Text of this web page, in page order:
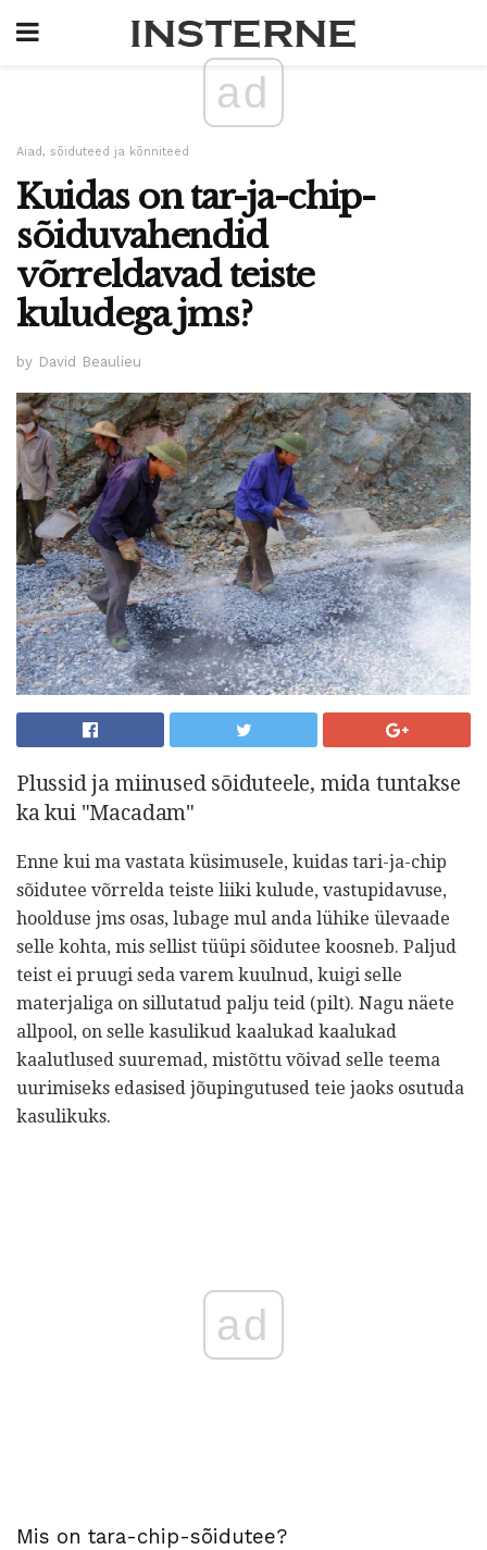
ad
Aiad, sõiduteed ja kõnniteed
Kuidas on tar-ja-chip-
sõiduvahendid
võrreldavad teiste
kuludega jms?
by David Beaulieu
Plussid ja miinused sõiduteele, mida tuntakse
ka kui "Macadam"
Enne kui ma vastata küsimusele, kuidas tari-ja-chip
sõidutee võrrelda teiste liiki kulude, vastupidavuse,
hoolduse jms osas, lubage mul anda lühike ülevaade
selle kohta, mis sellist tüüpi sõidutee koosneb. Paljud
teist ei pruugi seda varem kuulnud, kuigi selle
materjaliga on sillutatud palju teid (pilt). Nagu näete
allpool, on selle kasulikud kaalukad kaalukad
kaalutlused suuremad, mistõttu võivad selle teema
uurimiseks edasised jõupingutused teie jaoks osutuda
kasulikuks.
ad
Mis on tara-chip-sõidutee?